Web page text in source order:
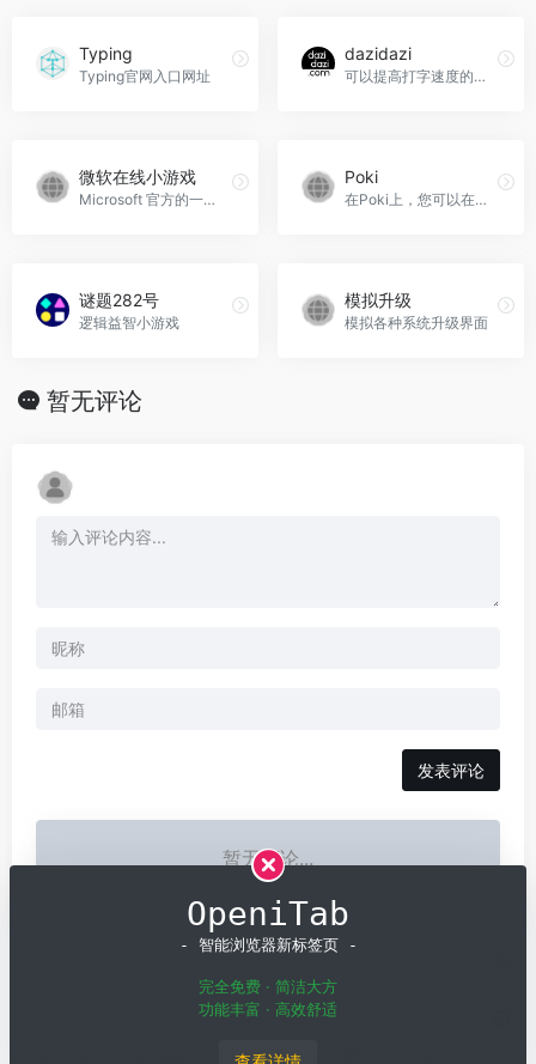
Typing
Typing官网入口网址
dazidazi
可以提高打字速度的网站,解决如下打字问题,如何学习打字,如何快速学好打字,如何练习打字指法,如何快速提高打字速度,如何加快打字速度,如何提高打字速度和准确度,怎样快速提高自己的打字速度和正确率
微软在线小游戏
Microsoft 官方的一些小游戏，支持在线游玩。
Poki
在Poki上，您可以在家或在路上玩免费的在线游戏。Poki拥有最好的在线游戏选择，并提供最有趣的单独或与朋友一起玩的体验。我们支持移动和桌面游戏。
谜题282号
逻辑益智小游戏
模拟升级
模拟各种系统升级界面
暂无评论
发表评论
暂无评论...
粤ICP备19001258号
OpeniTab
- 智能浏览器新标签页 -
完全免费 · 简洁大方
功能丰富 · 高效舒适